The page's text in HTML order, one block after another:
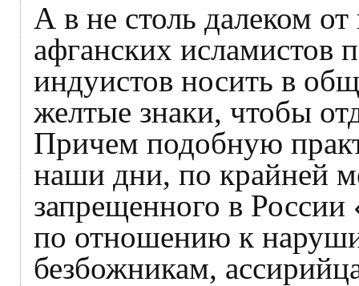
А в не столь далеком
афганских исламистов
индуистов носить в
желтые знаки, чтобы
Причем подобную
наши дни, по крайней
запрещенного в
по отношению к
безбожникам,